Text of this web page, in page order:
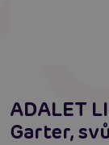
ADALET
Garter,